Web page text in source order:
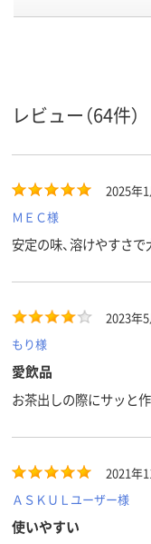
45
レビュー（64件）
2025年
ＭＥＣ様
安定の味、溶けやすさで
2023年
もり様
愛飲品
お茶出しの際にサッと
2021年
ＡＳＫＵＬユーザー様
使いやすい